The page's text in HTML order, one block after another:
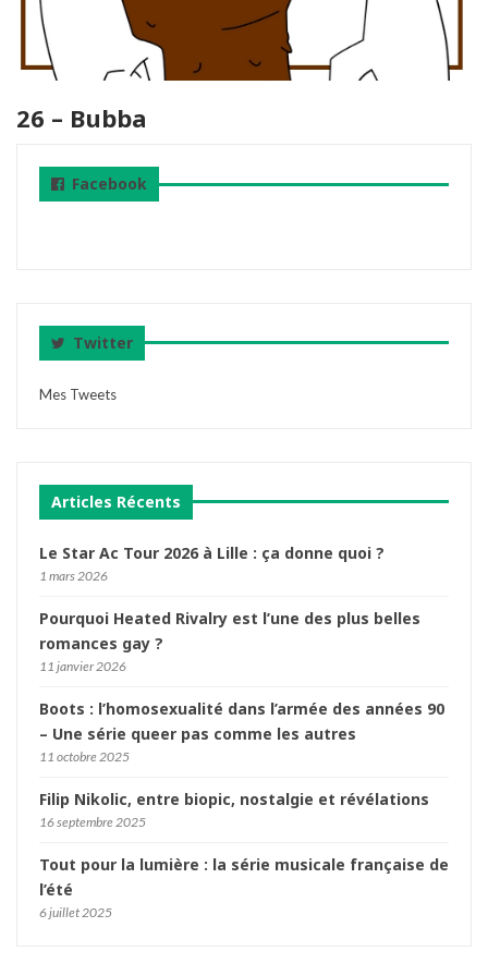
26 – Bubba
Facebook
Twitter
Mes Tweets
Articles Récents
Le Star Ac Tour 2026 à Lille : ça donne quoi ?
1 mars 2026
Pourquoi Heated Rivalry est l’une des plus belles
romances gay ?
11 janvier 2026
Boots : l’homosexualité dans l’armée des années 90
– Une série queer pas comme les autres
11 octobre 2025
Filip Nikolic, entre biopic, nostalgie et révélations
16 septembre 2025
Tout pour la lumière : la série musicale française de
l’été
6 juillet 2025